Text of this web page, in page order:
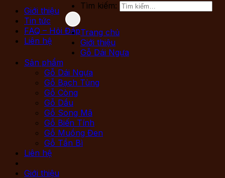
Giới thiệu
Tin tức
FAQ – Hỏi Đáp
Liên hệ
Tìm kiếm:
Trang chủ
Giới thiệu
Gỗ Dái Ngựa
Sản phẩm
Gỗ Dái Ngựa
Gỗ Bạch Tùng
Gỗ Còng
Gỗ Dầu
Gỗ Song Mã
Gỗ Biến Tính
Gỗ Muồng Đen
Gỗ Tần Bì
Liên hệ
Giới thiệu